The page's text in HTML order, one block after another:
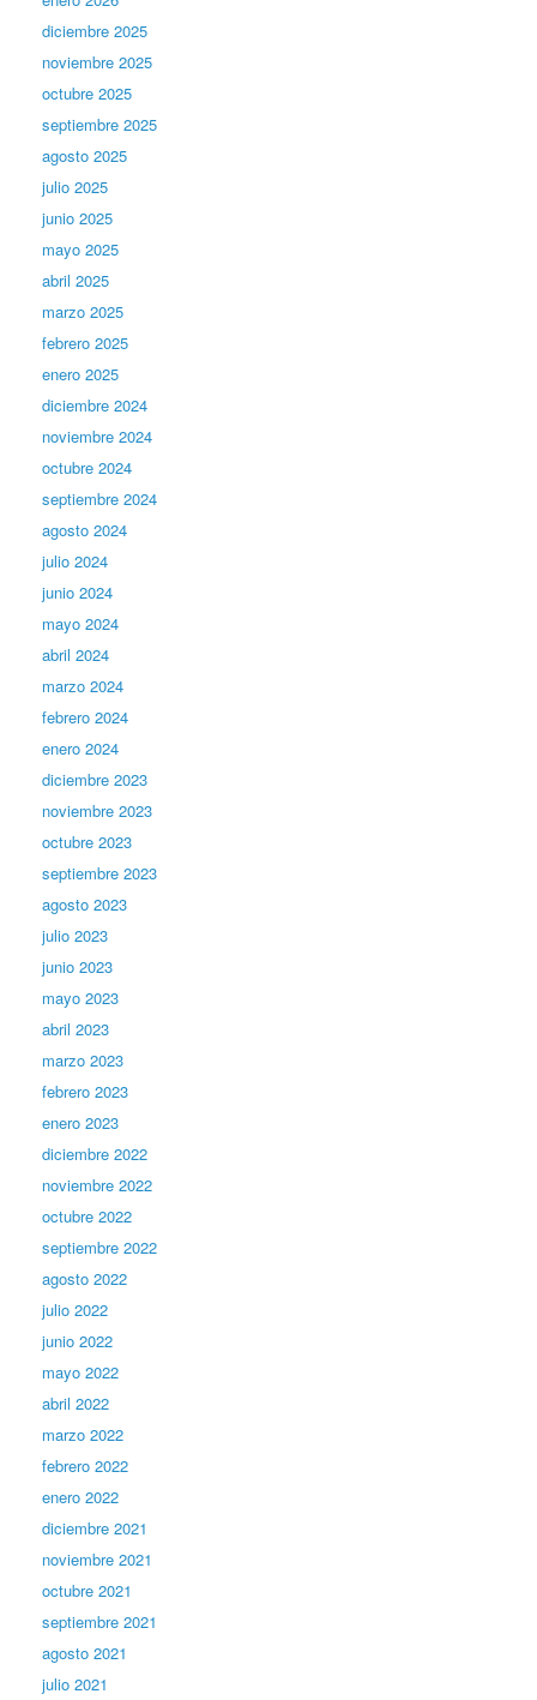
diciembre 2025
noviembre 2025
octubre 2025
septiembre 2025
agosto 2025
julio 2025
junio 2025
mayo 2025
abril 2025
marzo 2025
febrero 2025
enero 2025
diciembre 2024
noviembre 2024
octubre 2024
septiembre 2024
agosto 2024
julio 2024
junio 2024
mayo 2024
abril 2024
marzo 2024
febrero 2024
enero 2024
diciembre 2023
noviembre 2023
octubre 2023
septiembre 2023
agosto 2023
julio 2023
junio 2023
mayo 2023
abril 2023
marzo 2023
febrero 2023
enero 2023
diciembre 2022
noviembre 2022
octubre 2022
septiembre 2022
agosto 2022
julio 2022
junio 2022
mayo 2022
abril 2022
marzo 2022
febrero 2022
enero 2022
diciembre 2021
noviembre 2021
octubre 2021
septiembre 2021
agosto 2021
julio 2021